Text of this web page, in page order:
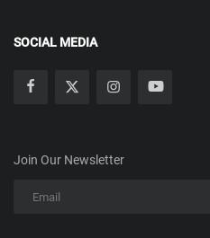
SOCIAL MEDIA
Join Our Newsletter